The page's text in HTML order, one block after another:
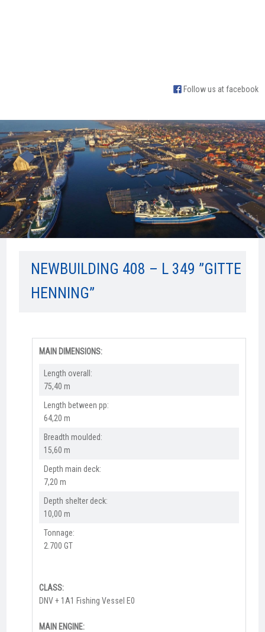
Follow us at facebook
NEWBUILDING 408 – L 349 ”GITTE
HENNING”
MAIN DIMENSIONS:
Length overall:​
75,40 m
Length between pp:
64,20 m
Breadth moulded:
15,60 m
Depth main deck:
7,20 m
Depth shelter deck:
10,00 m
Tonnage:
2.700 GT
CLASS:
DNV + 1A1 Fishing Vessel E0
MAIN ENGINE: